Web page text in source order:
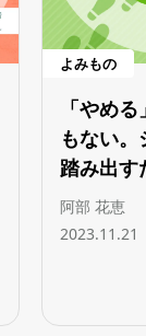
よみもの
「やめ
もない
踏み出す
阿部 花恵
2023.11.21